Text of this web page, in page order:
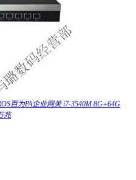
百为PA企业网关 i7-3540M 8G+64G
兆